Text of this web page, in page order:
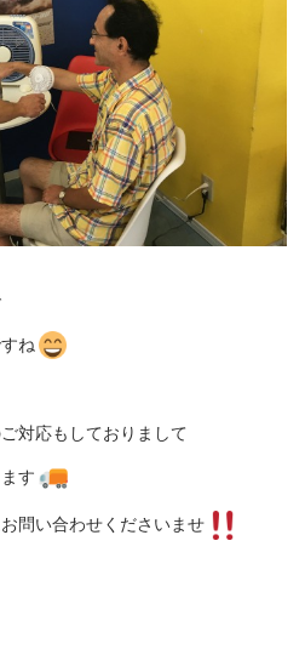
ね
対応もしておりまして
す
問い合わせくださいませ